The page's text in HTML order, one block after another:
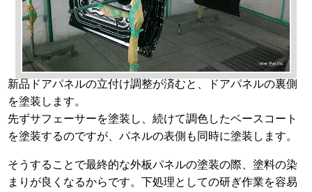
新品ドアパネルの立付け調整が済むと、ドアパネルの裏側
を塗装します。
先ずサフェーサーを塗装し、続けて調色したベースコート
を塗装するのですが、パネルの表側も同時に塗装します。
そうすることで最終的な外板パネルの塗装の際、塗料の染
まりが良くなるからです。下処理としての研ぎ作業を容易